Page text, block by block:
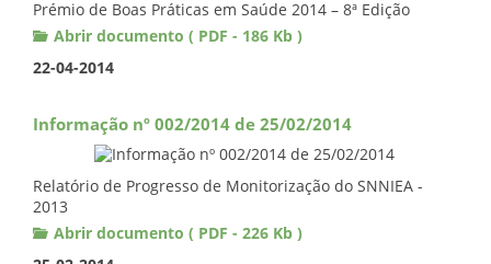
Prémio de Boas Práticas em Saúde 2014 – 8ª Edição
Abrir documento ( PDF - 186 Kb )
22-04-2014
Informação nº 002/2014 de 25/02/2014
Relatório de Progresso de Monitorização do SNNIEA -
2013
Abrir documento ( PDF - 226 Kb )